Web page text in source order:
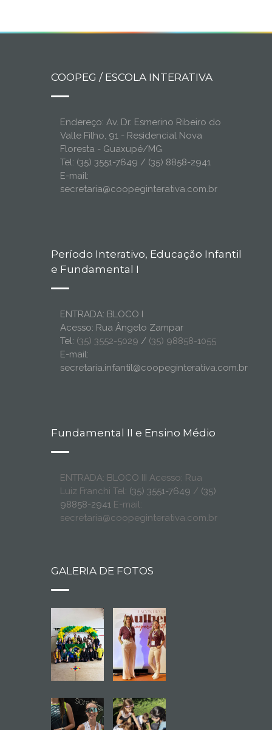
COOPEG / ESCOLA INTERATIVA
Endereço: Av. Dr. Esmerino Ribeiro do
Valle Filho, 91 - Residencial Nova
Floresta - Guaxupé/MG
Tel: (35) 3551-7649 / (35) 8858-2941
E-mail:
secretaria@coopeginterativa.com.br
Período Interativo, Educação Infantil
e Fundamental I
ENTRADA: BLOCO I
Acesso: Rua Ângelo Zampar
Tel: (35) 3552-5029 / (35) 98858-1055
E-mail:
secretaria.infantil@coopeginterativa.com.br
Fundamental II e Ensino Médio
ENTRADA: BLOCO III Acesso: Rua
Luiz Franchi Tel: (35) 3551-7649 / (35)
98858-2941 E-mail:
secretaria@coopeginterativa.com.br
GALERIA DE FOTOS